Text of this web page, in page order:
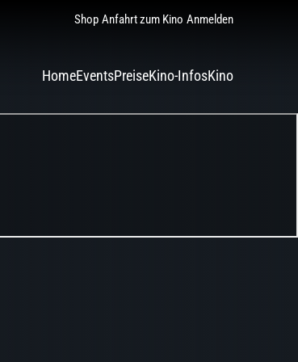
Shop Anfahrt zum Kino Anmelden
HomeEventsPreiseKino-InfosKino